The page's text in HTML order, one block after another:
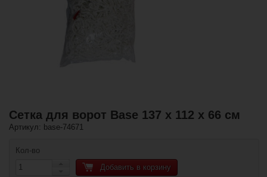
Сетка для ворот Base 137 x 112 x 66 см
Артикул: base-74671
Кол-во
Добавить в корзину